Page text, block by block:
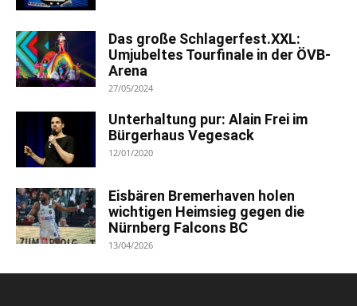
Das große Schlagerfest.XXL:
Umjubeltes Tourfinale in der ÖVB-
Arena
27/05/2024
Unterhaltung pur: Alain Frei im
Bürgerhaus Vegesack
12/01/2020
Eisbären Bremerhaven holen
wichtigen Heimsieg gegen die
Nürnberg Falcons BC
13/04/2026